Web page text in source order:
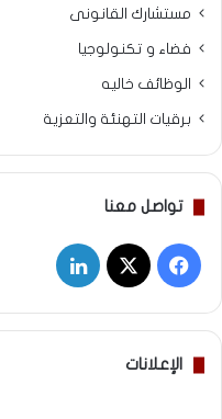
مستشارك القانونى
فضاء و تكنولوجيا
الوظائف خاليه
برقيات التهنئة والتعزية
تواصل معنا
فيسبوك
‫X لينكدإن
الإعلانات